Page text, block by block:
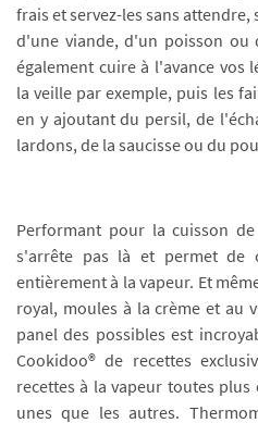
frais et servez-les sans
d'une viande, d'un poisson
également cuire à l'avance vos
la veille par exemple, puis les
en y ajoutant du persil, de
lardons, de la saucisse ou du
Performant pour la cuisson
s'arrête pas là et permet de
entièrement à la vapeur. Et
royal, moules à la crème et au
panel des possibles est
Cookidoo® de recettes
recettes à la vapeur toutes
unes que les autres.